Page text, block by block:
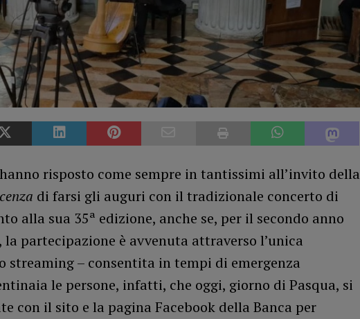
risposto come sempre in tantissimi all’invito della
di farsi gli auguri con il tradizionale concerto di
alla sua 35ª edizione, anche se, per il secondo anno
la partecipazione è avvenuta attraverso l’unica
streaming – consentita in tempi di emergenza
le persone, infatti, che oggi, giorno di Pasqua, si
con il sito e la pagina Facebook della Banca per